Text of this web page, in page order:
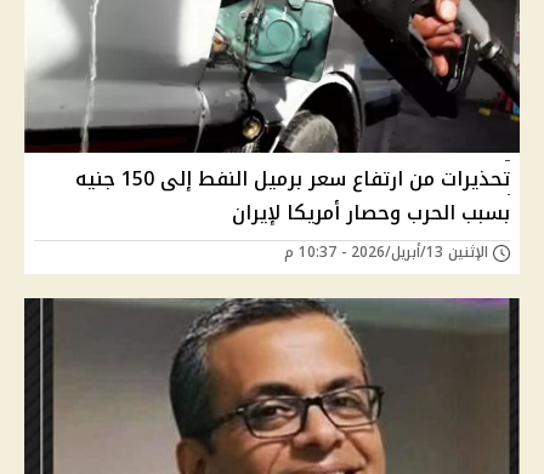
تحذيرات من ارتفاع سعر برميل النفط إلى 150 جنيه
بسبب الحرب وحصار أمريكا لإيران
الإثنين 13/أبريل/2026 - 10:37 م